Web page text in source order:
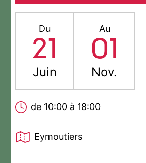
Du
21
Juin
Au
01
Nov.
de 10:00 à 18:00
Eymoutiers